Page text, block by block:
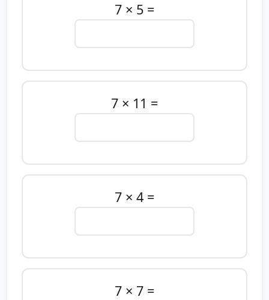
7 × 5 =
7 × 11 =
7 × 4 =
7 × 7 =